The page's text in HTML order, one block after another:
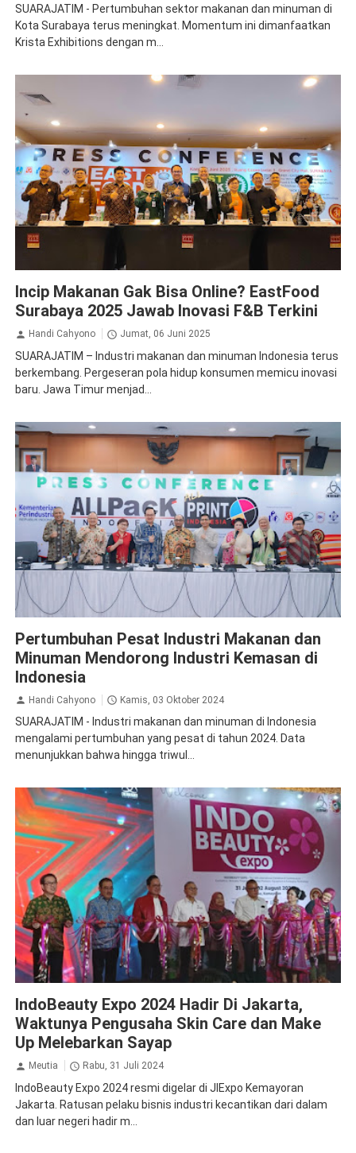
SUARAJATIM - Pertumbuhan sektor makanan dan minuman di
Kota Surabaya terus meningkat. Momentum ini dimanfaatkan
Krista Exhibitions dengan m...
Incip Makanan Gak Bisa Online? EastFood
Surabaya 2025 Jawab Inovasi F&B Terkini
Handi Cahyono Jumat, 06 Juni 2025
SUARAJATIM – Industri makanan dan minuman Indonesia terus
berkembang. Pergeseran pola hidup konsumen memicu inovasi
baru. Jawa Timur menjad...
Pertumbuhan Pesat Industri Makanan dan
Minuman Mendorong Industri Kemasan di
Indonesia
Handi Cahyono Kamis, 03 Oktober 2024
SUARAJATIM - Industri makanan dan minuman di Indonesia
mengalami pertumbuhan yang pesat di tahun 2024. Data
menunjukkan bahwa hingga triwul...
IndoBeauty Expo 2024 Hadir Di Jakarta,
Waktunya Pengusaha Skin Care dan Make
Up Melebarkan Sayap
Meutia Rabu, 31 Juli 2024
IndoBeauty Expo 2024 resmi digelar di JIExpo Kemayoran
Jakarta. Ratusan pelaku bisnis industri kecantikan dari dalam
dan luar negeri hadir m...